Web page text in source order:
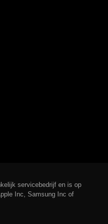
servicebedrijf en is op
Inc, Samsung Inc of